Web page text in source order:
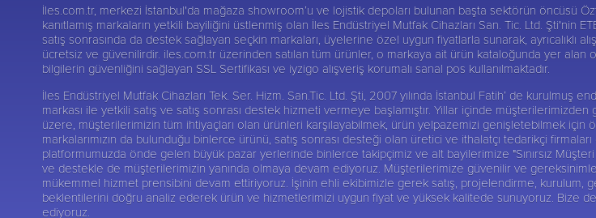
İles.com.tr, merkezi İstanbul'da mağaza showroom’u ve lojistik depoları bulunan başta sektörün öncüsü
kanıtlamış markaların yetkili bayiliğini üstlenmiş olan İles Endüstriyel Mutfak Cihazları San. Tic. Ltd. Şti'nin
satış sonrasında da destek sağlayan seçkin markaları, üyelerine özel uygun fiyatlarla sunarak,
ücretsiz ve güvenilirdir. iles.com.tr üzerinden satılan tüm ürünler, o markaya ait ürün kataloğunda yer
bilgilerin güvenliğini sağlayan SSL Sertifikası ve iyzigo alışveriş korumalı sanal pos kullanılmaktadır.
İles Endüstriyel Mutfak Cihazları Tek. Ser. Hizm. San.Tic. Ltd. Şti, 2007 yılında İstanbul Fatih’ de
markası ile yetkili satış ve satış sonrası destek hizmeti vermeye başlamıştır. Yıllar içinde
üzere, müşterilerimizin tüm ihtiyaçları olan ürünleri karşılayabilmek, ürün yelpazemizi genişletebilmek için
markalarımızın da bulunduğu binlerce ürünü, satış sonrası desteği olan üretici ve ithalatçı tedarikçi
platformumuzda önde gelen büyük pazar yerlerinde binlerce takipçimiz ve alt bayilerimize "Sınırsız
ve destekle de müşterilerimizin yanında olmaya devam ediyoruz. Müşterilerimize güvenilir ve
mükemmel hizmet prensibini devam ettiriyoruz. İşinin ehli ekibimizle gerek satış, projelendirme, kurulum,
beklentilerini doğru analiz ederek ürün ve hizmetlerimizi uygun fiyat ve yüksek kalitede sunuyoruz.
ediyoruz.